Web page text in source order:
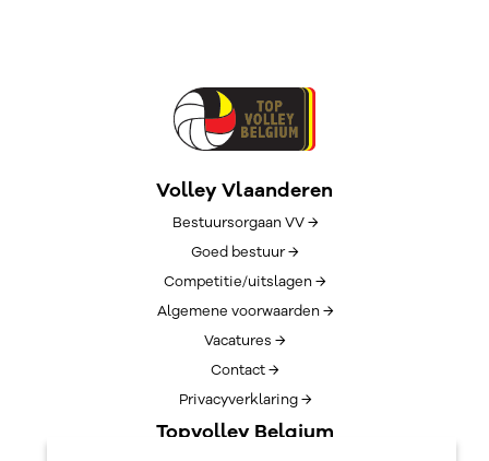
Volley Vlaanderen
Bestuursorgaan VV →
Goed bestuur →
Competitie/uitslagen →
Algemene voorwaarden →
Vacatures →
Contact →
Privacyverklaring →
Topvolley Belgium